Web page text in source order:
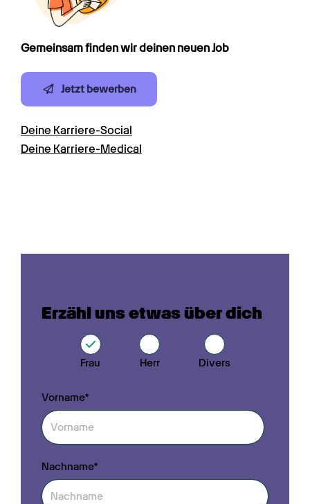
Gemeinsam finden wir deinen neuen Job
Jetzt bewerben
Deine Karriere-Social
Deine Karriere-Medical
Erzähl uns etwas über dich
Frau Herr Divers
Vorname*
Nachname*